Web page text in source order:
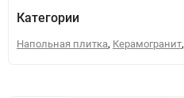
Категории
Напольная плитка, Керамогранит,